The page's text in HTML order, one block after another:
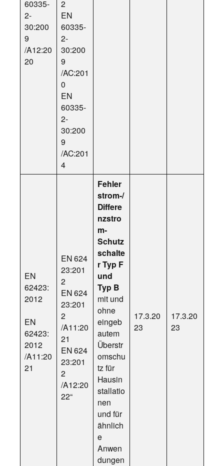
60335-
2-
30:200
9
/A12:20
20
2
EN
60335-
2-
30:200
9
/AC:201
0
EN
60335-
2-
30:200
9
/AC:201
4
EN
62423:
2012
EN
62423:
2012
/A11:20
21
EN 624
23:201
2
EN 624
23:201
2
/A11:20
21
EN 624
23:201
2
/A12:20
22“
Fehler
strom-/
Differe
nzstro
m-
Schutz
schalte
r Typ F
und
Typ B
mit und
ohne
eingeb
autem
Überstr
omschu
tz für
Hausin
stallatio
nen
und für
ähnlich
e
Anwen
dungen
17.3.20
23
17.3.20
23